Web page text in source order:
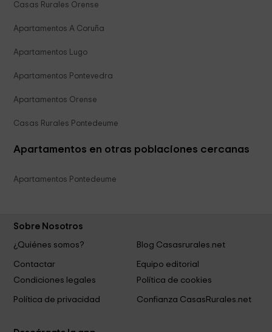
Casas Rurales Orense
Apartamentos A Coruña
Apartamentos Lugo
Apartamentos Pontevedra
Apartamentos Orense
Casas Rurales Pontedeume
Apartamentos en otras poblaciones cercanas
Apartamentos Pontedeume
Sobre Nosotros
¿Quiénes somos?
Blog Casasrurales.net
Contactar
Equipo editorial
Condiciones legales
Política de cookies
Política de privacidad Confianza CasasRurales.net